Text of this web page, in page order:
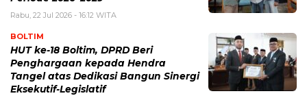
Rabu, 22 Jul 2026 - 16:12 WITA
BOLTIM
HUT ke-18 Boltim, DPRD Beri
Penghargaan kepada Hendra
Tangel atas Dedikasi Bangun Sinergi
Eksekutif-Legislatif